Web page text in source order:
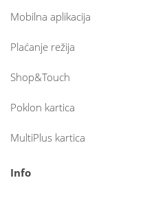
Mobilna aplikacija
Plaćanje režija
Shop&Touch
Poklon kartica
MultiPlus kartica
Info